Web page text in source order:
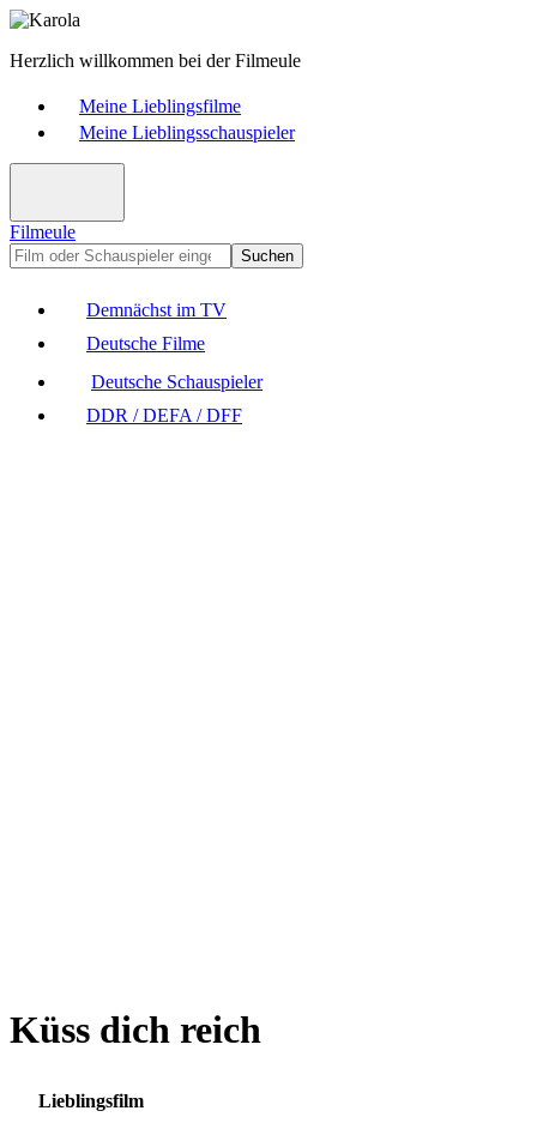
Herzlich willkommen bei der Filmeule
Meine Lieblingsfilme
Meine Lieblingsschauspieler
Filmeule
Suchen
Demnächst im TV
Deutsche Filme
Deutsche Schauspieler
DDR / DEFA / DFF
Küss dich reich
Lieblingsfilm